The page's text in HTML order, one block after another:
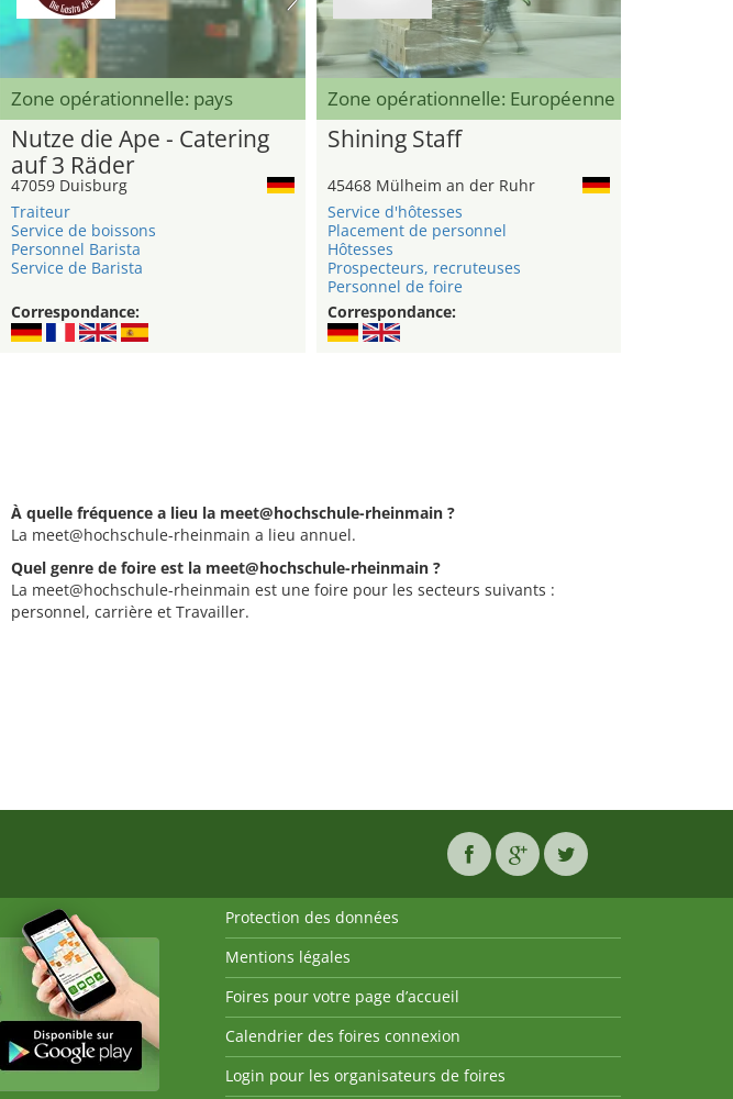
Zone opérationnelle: pays
Nutze die Ape - Catering
auf 3 Räder
47059 Duisburg
Traiteur
Service de boissons
Personnel Barista
Service de Barista
Correspondance:
Zone opérationnelle: Européenne
Shining Staff
45468 Mülheim an der Ruhr
Service d'hôtesses
Placement de personnel
Hôtesses
Prospecteurs, recruteuses
Personnel de foire
Correspondance:
À quelle fréquence a lieu la meet@hochschule-rheinmain ?
La meet@hochschule-rheinmain a lieu annuel.
Quel genre de foire est la meet@hochschule-rheinmain ?
La meet@hochschule-rheinmain est une foire pour les secteurs suivants :
personnel, carrière et Travailler.
Protection des données
Mentions légales
Foires pour votre page d’accueil
Calendrier des foires connexion
Login pour les organisateurs de foires